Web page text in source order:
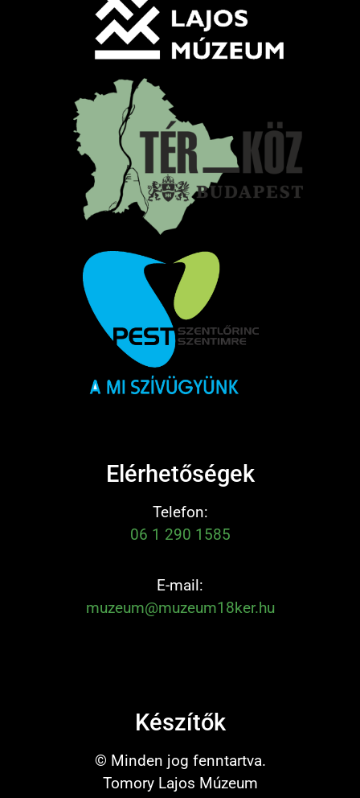
Elérhetőségek
Telefon:
06 1 290 1585
E-mail:
muzeum@muzeum18ker.hu
Készítők
© Minden jog fenntartva.
Tomory Lajos Múzeum